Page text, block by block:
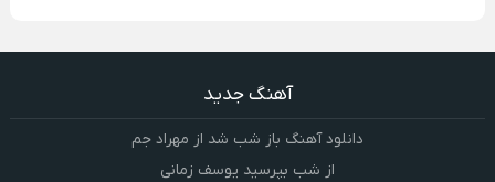
آهنگ جدید
دانلود آهنگ باز شب شد از مهراد جم
از شب بپرسید یوسف زمانی